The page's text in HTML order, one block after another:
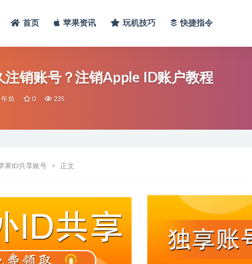
首页 苹果资讯 玩机技巧 快捷指令
注销账号？注销Apple ID账户教程
前 0 235
果ID共享账号 正文